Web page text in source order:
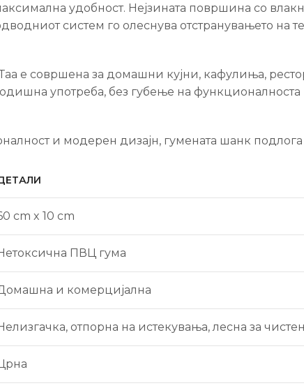
удобност. Нејзината површина со
систем го олеснува отстранувањето на
е совршена за домашни кујни, кафулиња,
употреба, без губење на функционалноста
и модерен дизајн, гумената шанк подлога
cm x 10 cm
ПВЦ гума
и комерцијална
отпорна на истекувања, лесна за